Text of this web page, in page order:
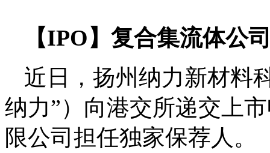
【IPO】复合集流体公
近日，扬州纳力新材料
纳力”）向港交所递交上
限公司担任独家保荐人。